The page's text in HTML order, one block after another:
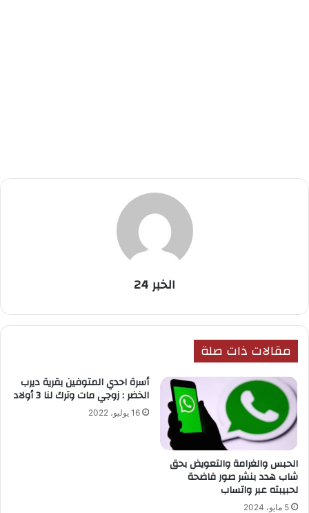
الخبر 24
مقالات ذات صلة
الحبس والغرامة والتعويض بحق
شاب هدد بنشر صور فاضحة
لحبيبته عبر واتساب
5 مايو، 2024
أسرة احدي المتوفين بقرية ديرب
الخضر : زوجي مات وترك لنا 3 أولاد
16 يوليو، 2022